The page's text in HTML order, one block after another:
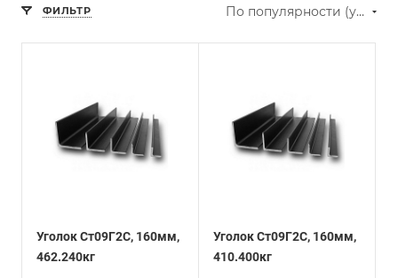
ФИЛЬТР По популярности (убывание)
Уголок Ст09Г2С, 160мм,
462.240кг
Уголок Ст09Г2С, 160мм,
410.400кг